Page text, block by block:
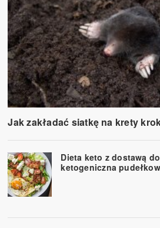
Jak zakładać siatkę na krety
Dieta keto z dostawą
ketogeniczna